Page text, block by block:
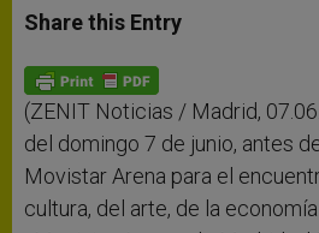
t
s
p
p
s
e
g
e
r
e
b
o
k
Share this Entry
(ZENIT Noticias / Madrid,
del domingo 7 de junio, antes
Movistar Arena para el
cultura, del arte, de la